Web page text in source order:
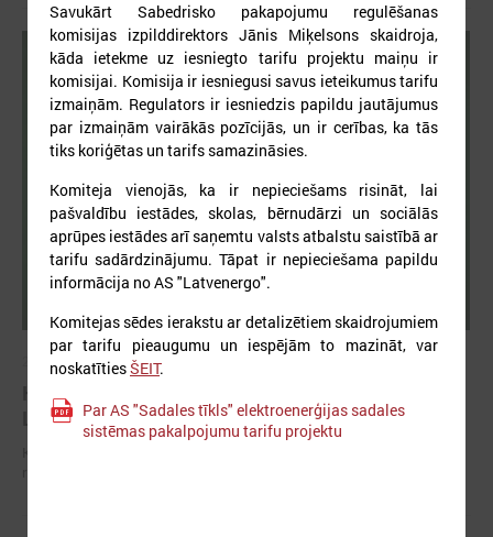
2026. gada 01. jūlijs
Komitejā diskutē par patvertņu problemātiku
Latvijā un iespējamiem risinājumiem
Savukārt Sabedrisko pakapojumu regulēšanas
komisijas izpilddirektors Jānis Miķelsons skaidroja,
kāda ietekme uz iesniegto tarifu projektu maiņu ir
komisijai. Komisija ir iesniegusi savus ieteikumus tarifu
izmaiņām. Regulators ir iesniedzis papildu jautājumus
par izmaiņām vairākās pozīcijās, un ir cerības, ka tās
tiks koriģētas un tarifs samazināsies.
Komiteja vienojās, ka ir nepieciešams risināt, lai
pašvaldību iestādes, skolas, bērnudārzi un sociālās
aprūpes iestādes arī saņemtu valsts atbalstu saistībā ar
tarifu sadārdzinājumu. Tāpat ir nepieciešama papildu
informācija no AS "Latvenergo".
Komitejas sēdes ierakstu ar detalizētiem skaidrojumiem
par tarifu pieaugumu un iespējām to mazināt, var
noskatītiesŠEIT.
Par AS "Sadales tīkls" elektroenerģijas sadales
sistēmas pakalpojumu tarifu projektu